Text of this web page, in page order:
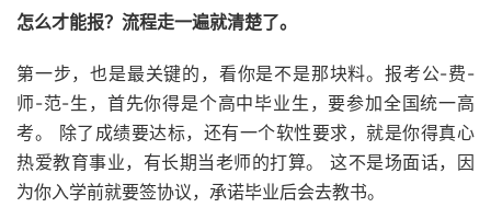
怎么才能报？流程走一遍就清楚了。
第一步，也是最关键的，看你是不是那块料。报考公-费-
师-范-生，首先你得是个高中毕业生，要参加全国统一高
考。 除了成绩要达标，还有一个软性要求，就是你得真心
热爱教育事业，有长期当老师的打算。 这不是场面话，因
为你入学前就要签协议，承诺毕业后会去教书。